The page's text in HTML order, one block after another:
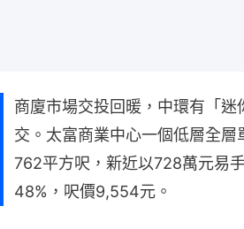
商廈市場交投回暖，中環有「迷
交。太富商業中心一個低層全層
762平方呎，新近以728萬元易
48%，呎價9,554元。